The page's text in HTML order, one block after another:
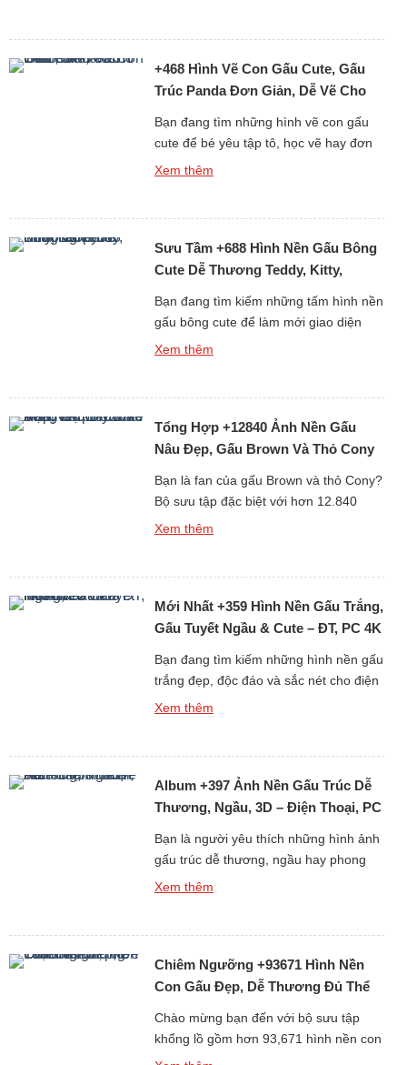
tập hơn 6013 […]
+468 Hình Vẽ Con Gấu Cute, Gấu
Trúc Panda Đơn Giản, Dễ Vẽ Cho
Bạn đang tìm những hình vẽ con gấu
cute để bé yêu tập tô, học vẽ hay đơn
giản là làm ảnh trang trí, sticker, sổ tay?
đáng yêu […]
Xem thêm
Sưu Tầm +688 Hình Nền Gấu Bông
Cute Dễ Thương Teddy, Kitty,
Bạn đang tìm kiếm những tấm hình nền
gấu bông cute để làm mới giao diện
điện thoại hay máy tính mỗi ngày? Bộ
kế mềm mại, đáng yêu và […]
Xem thêm
Tổng Hợp +12840 Ảnh Nền Gấu
Nâu Đẹp, Gấu Brown Và Thỏ Cony
Bạn là fan của gấu Brown và thỏ Cony?
Bộ sưu tập đặc biệt với hơn 12.840
hình nền gấu Brown cute, đẹp, sắc nét
hoạt hình huyền thoại Brown […]
Xem thêm
Mới Nhất +359 Hình Nền Gấu Trắng,
Gấu Tuyết Ngầu & Cute – ĐT, PC 4K
Bạn đang tìm kiếm những hình nền gấu
trắng đẹp, độc đáo và sắc nét cho điện
thoại hoặc máy tính? Bộ sưu tập mới
từ cái nhìn đầu tiên. Tại […]
Xem thêm
Album +397 Ảnh Nền Gấu Trúc Dễ
Thương, Ngầu, 3D – Điện Thoại, PC
Bạn là người yêu thích những hình ảnh
gấu trúc dễ thương, ngầu hay phong
cách 3D sống động? Album +397 ảnh
tượng của sự dễ thương và thân thiện,
[…]
Xem thêm
Chiêm Ngưỡng +93671 Hình Nền
Con Gấu Đẹp, Dễ Thương Đủ Thể
Chào mừng bạn đến với bộ sưu tập
khổng lồ gồm hơn 93,671 hình nền con
gấu đẹp, dễ thương và đa dạng thể loại